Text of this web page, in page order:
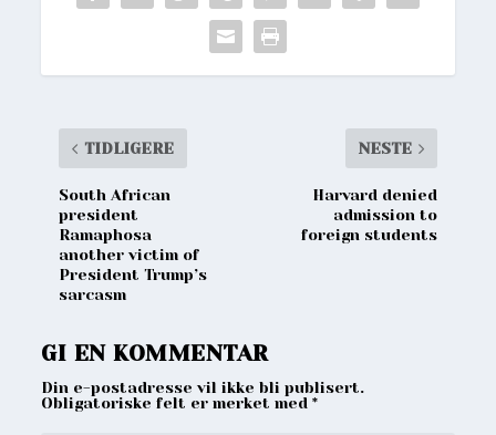
TIDLIGERE
South African
president
Ramaphosa
another victim of
President Trump’s
sarcasm
NESTE
Harvard denied
admission to
foreign students
GI EN KOMMENTAR
Din e-postadresse vil ikke bli publisert.
Obligatoriske felt er merket med*